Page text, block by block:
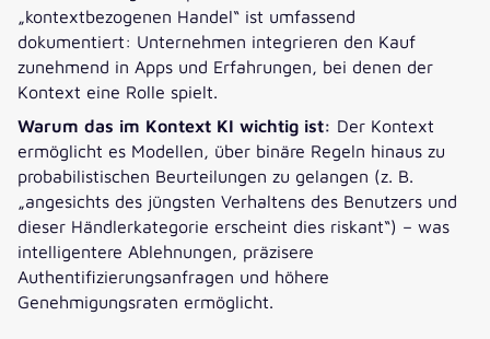
„kontextbezogenen Handel“ ist umfassend
dokumentiert: Unternehmen integrieren den Kauf
zunehmend in Apps und Erfahrungen, bei denen der
Kontext eine Rolle spielt.
Warum das im Kontext KI wichtig ist: Der Kontext
ermöglicht es Modellen, über binäre Regeln hinaus zu
probabilistischen Beurteilungen zu gelangen (z. B.
„angesichts des jüngsten Verhaltens des Benutzers und
dieser Händlerkategorie erscheint dies riskant“) – was
intelligentere Ablehnungen, präzisere
Authentifizierungsanfragen und höhere
Genehmigungsraten ermöglicht.